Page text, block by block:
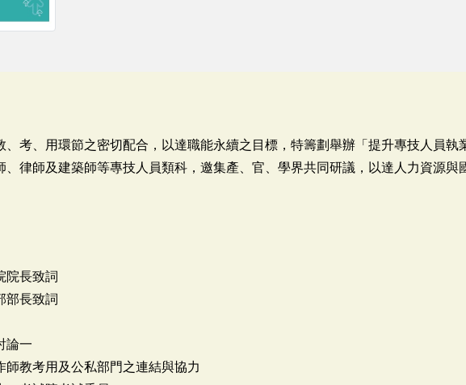
、考、用環節之密切配合，以達職能永續之目標，特籌劃舉辦「提升專技人員執
、律師及建築師等專技人員類科，邀集產、官、學界共同研議，以達人力資源與
長致詞
長致詞
論一
教考用及公私部門之連結與協力